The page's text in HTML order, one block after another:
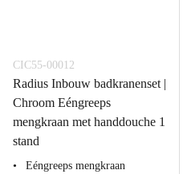
CIC55-00012
Radius Inbouw badkranenset |
Chroom Eéngreeps
mengkraan met handdouche 1
stand
Eéngreeps mengkraan